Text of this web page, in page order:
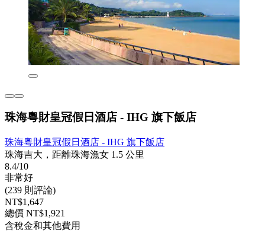
珠海粵財皇冠假日酒店 - IHG 旗下飯店
珠海粵財皇冠假日酒店 - IHG 旗下飯店
珠海吉大，距離珠海漁女 1.5 公里
8.4/10
非常好
(239 則評論)
NT$1,647
總價 NT$1,921
含稅金和其他費用